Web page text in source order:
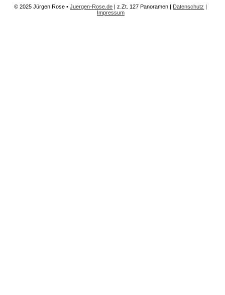
© 2025 Jürgen Rose •Juergen-Rose.de | z.Zt. 127 Panoramen | Datenschutz |
Impressum